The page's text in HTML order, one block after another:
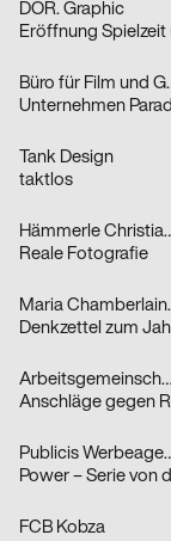
DOR. Graphic
Eröffnung
Büro
Unternehmen
Tank Design
taktlos
Hämmerle
Reale Fotografie
Maria
Arbeitsgemeinschaft für visuelle und verbale Kommunikation Uwe Loesch
Publicis
FCB Kobza